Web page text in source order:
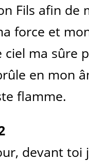
Fils afin de
force et
ciel ma sûre
en mon
flamme.
devant toi